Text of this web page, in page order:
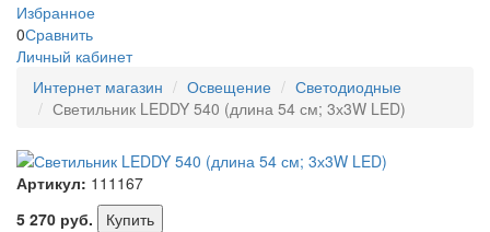
Избранное
0Сравнить
Личный кабинет
Интернет магазин
Освещение
Светодиодные
Светильник LEDDY 540 (длина 54 см; 3х3W LED)
Артикул: 111167
5 270 руб.
Купить